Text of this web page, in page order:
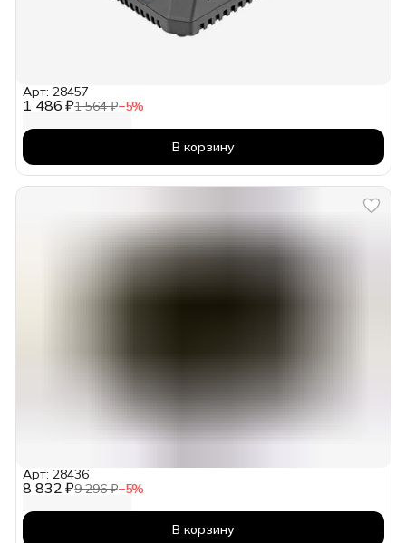
1 486 ₽1 564 ₽−5%
Арт: 28457
В корзину
8 832 ₽9 296 ₽−5%
Арт: 28436
В корзину